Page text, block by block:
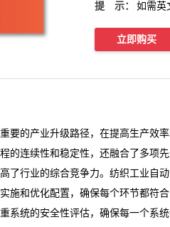
提 示： 如需英
立即购买
的产业升级路径，在提高生产效率
的连续性和稳定性，还融合了多项
了行业的综合竞争力。 纺织工业自
施和优化配置，确保每个环节都符
系统的安全性评估，确保每一个系